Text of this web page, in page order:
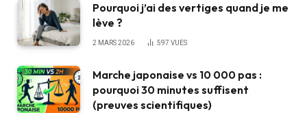
Pourquoi j’ai des vertiges quand je me
lève ?
2 MARS 2026 597 VUES
Marche japonaise vs 10 000 pas :
pourquoi 30 minutes suffisent
(preuves scientifiques)